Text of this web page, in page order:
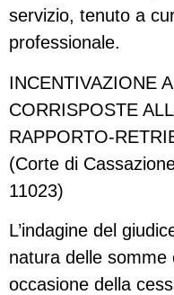
servizio, tenuto a
professionale.
INCENTIVAZIONE
CORRISPOSTE
RAPPORTO-
(Corte di
11023)
L’indagine del
natura delle
occasione della